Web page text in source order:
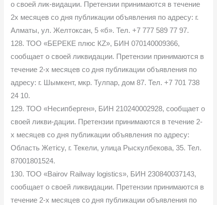
о своей лик-видации. Претензии принимаются в течение
2х месяцев со дня публикации объявления по адресу: г.
Алматы, ул. Желтоксан, 5 «б». Тел. +7 777 589 77 97.
128. ТОО «БЕРЕКЕ плюс КZ», БИН 070140009366,
сообщает о своей ликвидации. Претензии принимаются в
течение 2-х месяцев со дня публикации объявления по
адресу: г. Шымкент, мкр. Тулпар, дом 87. Тел. +7 701 738
24 10.
129. ТОО «Несипберген», БИН 210240002928, сообщает о
своей ликви-дации. Претензии принимаются в течение 2-
х месяцев со дня публикации объявления по адресу:
Область Жетісу, г. Текели, улица Рыскулбекова, 35. Тел.
87001801524.
130. ТОО «Bairov Railway logistics», БИН 230840037143,
сообщает о своей ликвидации. Претензии принимаются в
течение 2-х месяцев со дня публикации объявления по